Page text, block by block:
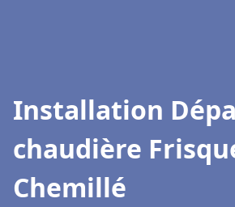
Installation
chaudière
Chemillé